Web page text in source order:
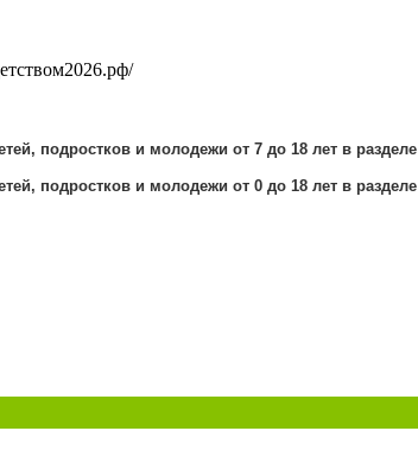
подростков и молодежи от 7 до 18 лет в разделе
подростков и молодежи от 0 до 18 лет в разделе